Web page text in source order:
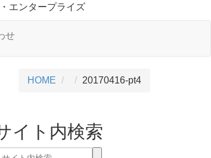
エンタープライズ
せ
HOME 20170416-pt4
イト内検索